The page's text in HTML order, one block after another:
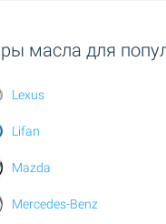
масла для
Lexus
Lifan
Mazda
Mercedes-Benz